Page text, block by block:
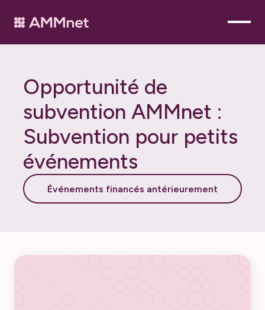
Opportunité de
subvention AMMnet :
Subvention pour petits
événements
Événements financés antérieurement